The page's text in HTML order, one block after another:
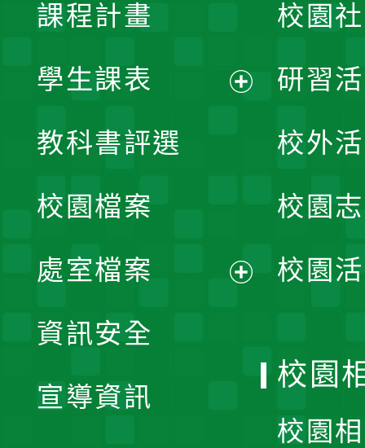
課程計畫
學生課表
單
教科書評選
校園檔案
處室檔案
資訊安全
宣導資訊
校園
研習
校外
校園
校園
校園
校園